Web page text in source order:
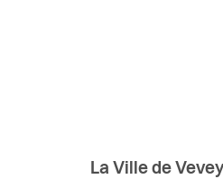
La Ville de